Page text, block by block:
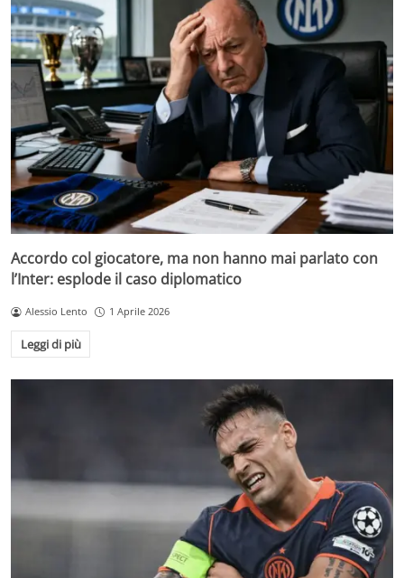
Accordo col giocatore, ma non hanno mai parlato con
l’Inter: esplode il caso diplomatico
Alessio Lento 1 Aprile 2026
Leggi di più